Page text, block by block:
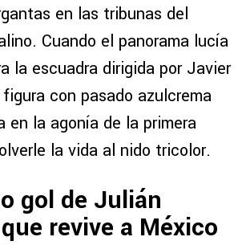
en las tribunas del
Cuando el panorama lucía
la escuadra dirigida por Javier
con pasado azulcrema
en la agonía de la primera
la vida al nido tricolor.
gol de Julián
revive a México